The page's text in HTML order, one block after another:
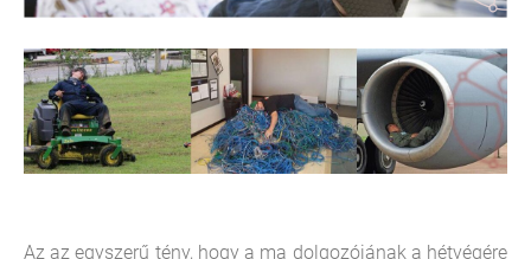
Az az egyszerű tény, hogy a ma dolgozójának a hétvégére